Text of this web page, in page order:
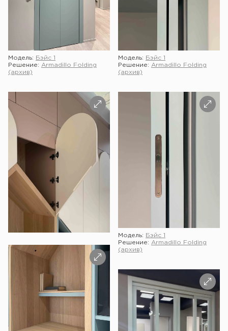
Модель:
Бэйс 1
Решение: Armadillo Folding
(архив)
Модель:
Бэйс 1
Решение: Armadillo Folding
(архив)
Модель:
Бэйс 1
Решение: Armadillo Folding
(архив)